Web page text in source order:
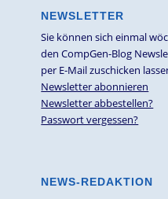
NEWSLETTER
Sie können sich einmal
den CompGen-Blog
per E-Mail zuschicken
Newsletter abonnieren
Newsletter abbestellen?
Passwort vergessen?
NEWS-REDAKTION